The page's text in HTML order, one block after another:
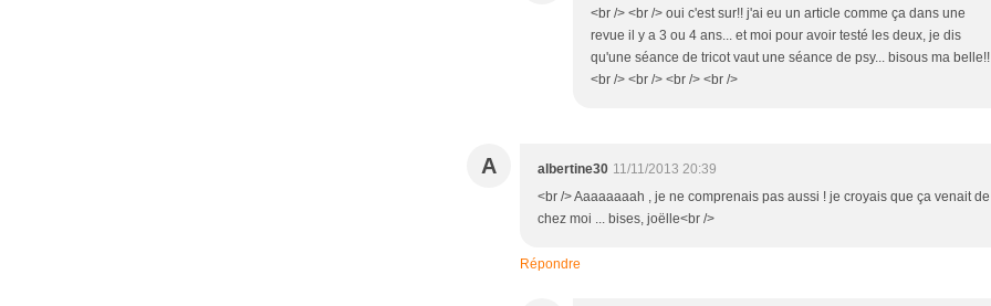
<br /> <br /> oui c'est sur!! j'ai eu un article comme ça dans une
revue il y a 3 ou 4 ans... et moi pour avoir testé les deux, je dis
qu'une séance de tricot vaut une séance de psy... bisous ma
<br /> <br /> <br /> <br />
A albertine30 11/11/2013 20:39
<br /> Aaaaaaaah , je ne comprenais pas aussi ! je croyais que ça venait de
chez moi ... bises, joëlle<br />
Répondre